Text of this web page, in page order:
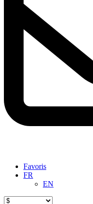
Favoris
FR
EN